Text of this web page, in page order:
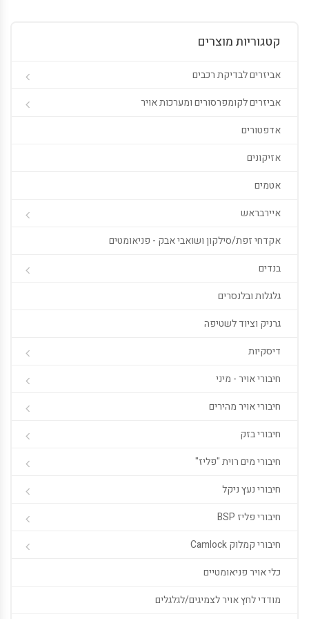
קטגוריות מוצרים
אביזרים לבדיקת רכבים
אביזרים לקומפרסורים ומערכות אויר
אדפטורים
אזיקונים
אטמים
איירבראש
אקדחי זפת/סילקון ושואבי אבק - פניאומטים
בנדים
גלגלות ובלנסרים
גרניק וציוד לשטיפה
דיסקיות
חיבורי אויר - מיני
חיבורי אויר מהירים
חיבורי בזק
חיבורי מים רוית "פליז"
חיבורי נעץ ניקל
חיבורי פליז BSP
חיבורי קמלוק Camlock
כלי אויר פניאומטיים
מודדי לחץ אויר לצמיגים/לגלגלים